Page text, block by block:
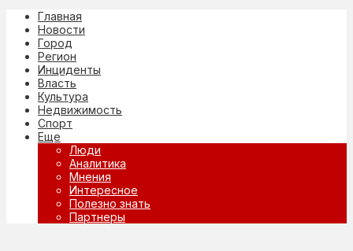
Главная
Новости
Город
Регион
Инциденты
Власть
Культура
Недвижимость
Спорт
Еще
Люди
Аналитика
Мнения
Интересное
Полезно знать
Партнеры